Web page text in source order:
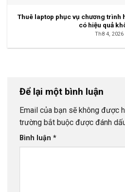
Thuê laptop phục vụ chương trình
có hiệu quả
Th8 4, 2026
Để lại một bình luận
Email của bạn sẽ không được
trường bắt buộc được đánh
Bình luận *